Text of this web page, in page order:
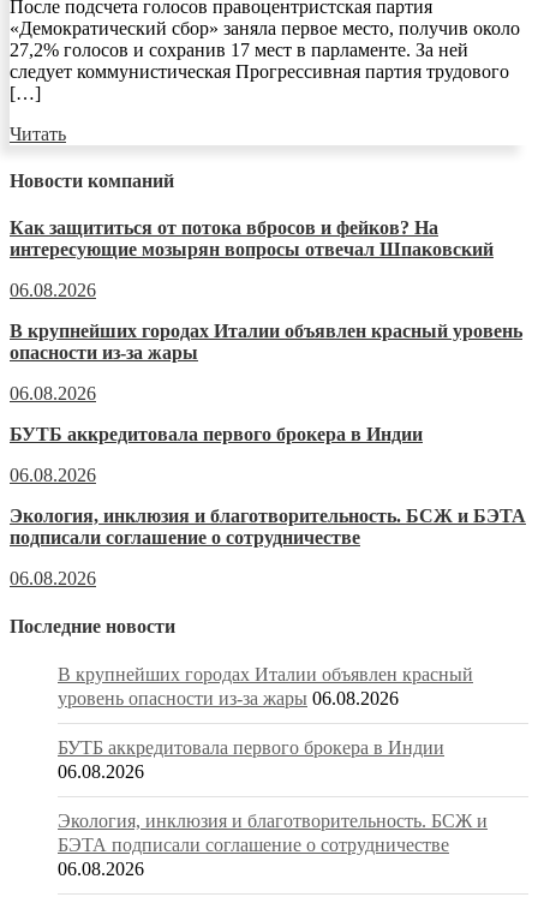
После подсчета голосов правоцентристская партия
«Демократический сбор» заняла первое место, получив около
27,2% голосов и сохранив 17 мест в парламенте. За ней
следует коммунистическая Прогрессивная партия трудового
[…]
Читать
Новости компаний
Как защититься от потока вбросов и фейков? На
интересующие мозырян вопросы отвечал Шпаковский
06.08.2026
В крупнейших городах Италии объявлен красный уровень
опасности из-за жары
06.08.2026
БУТБ аккредитовала первого брокера в Индии
06.08.2026
Экология, инклюзия и благотворительность. БСЖ и БЭТА
подписали соглашение о сотрудничестве
06.08.2026
Последние новости
В крупнейших городах Италии объявлен красный
уровень опасности из-за жары 06.08.2026
БУТБ аккредитовала первого брокера в Индии
06.08.2026
Экология, инклюзия и благотворительность. БСЖ и
БЭТА подписали соглашение о сотрудничестве
06.08.2026